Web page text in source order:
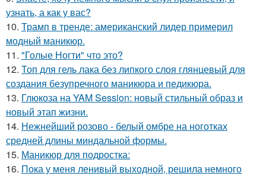
узнать, а как у вас?
10. Трамп в тренде: американский лидер примерил
модный маникюр.
11. "Голые Ногти" что это?
12. Топ для гель лака без липкого слоя глянцевый для
создания безупречного маникюра и педикюра.
13. Глюкоза на YAM Session: новый стильный образ и
новый этап жизни.
14. Нежнейший розово - белый омбре на ноготках
средней длины миндальной формы.
15. Маникюр для подростка:
16. Пока у меня ленивый выходной, решила немного